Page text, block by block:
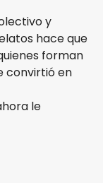
y
hace que
forman
convirtió en
le